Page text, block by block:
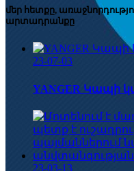
մեր հետքը,
արտադրանքը
23-07-03
YANGER Կապի
23-03-13